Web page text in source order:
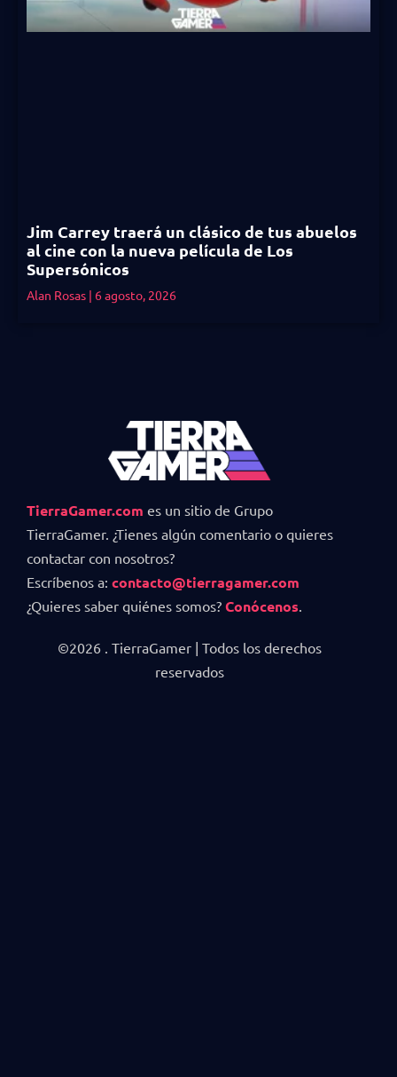
Jim Carrey traerá un clásico de tus abuelos
al cine con la nueva película de Los
Supersónicos
Alan Rosas 6 agosto, 2026
TierraGamer.com es un sitio de Grupo
TierraGamer. ¿Tienes algún comentario o quieres
contactar con nosotros?
Escríbenos a: contacto@tierragamer.com
¿Quieres saber quiénes somos? Conócenos
©2026 . TierraGamer | Todos los derechos
reservados